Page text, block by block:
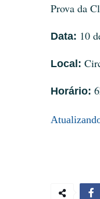
Prova da
Data: 10
Local:
Horário: